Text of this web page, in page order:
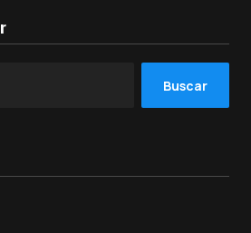
Buscar